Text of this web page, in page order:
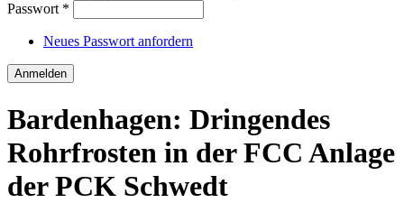
Passwort *
Neues Passwort anfordern
Bardenhagen: Dringendes
Rohrfrosten in der FCC Anlage
der PCK Schwedt